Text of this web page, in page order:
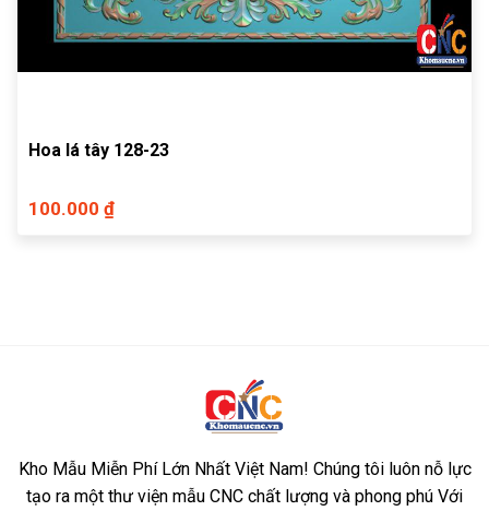
Hoa lá tây 128-23
100.000 ₫
Kho Mẫu Miễn Phí Lớn Nhất Việt Nam! Chúng tôi luôn nỗ lực
tạo ra một thư viện mẫu CNC chất lượng và phong phú Với